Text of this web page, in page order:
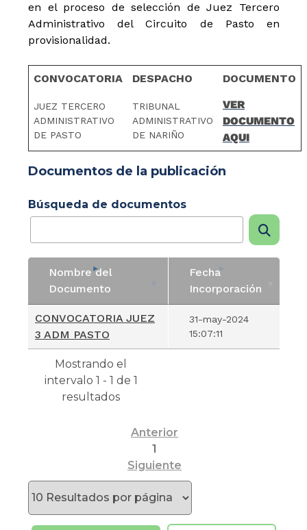
en el proceso de selección de Juez Tercero
Administrativo del Circuito de Pasto en
provisionalidad.
CONVOCATORIA DESPACHO DOCUMENTO
JUEZ TERCERO
ADMINISTRATIVO
DE PASTO
TRIBUNAL
ADMINISTRATIVO
DE NARIÑO
VER
DOCUMENTO
AQUI
Documentos de la publicación
Búsqueda de documentos
Nombre del
Documento
Fecha
Incorporación
Nombre del
Documento
Incorporación
CONVOCATORIA JUEZ
3 ADM PASTO
31-may-2024
15:07:11
Mostrando el
intervalo 1 - 1 de 1
resultados
Anterior
1
Siguiente